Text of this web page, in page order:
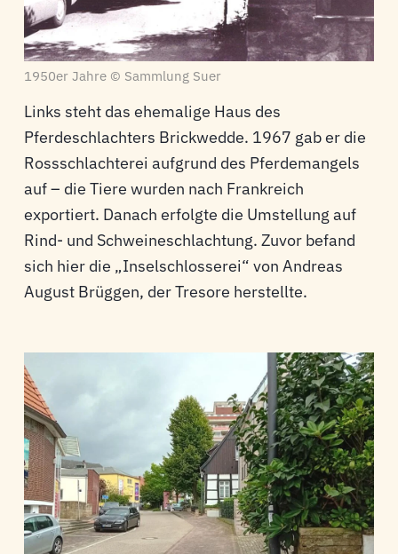
1950er Jahre © Sammlung Suer
Links steht das ehemalige Haus des
Pferdeschlachters Brickwedde. 1967 gab er die
Rossschlachterei aufgrund des Pferdemangels
auf – die Tiere wurden nach Frankreich
exportiert. Danach erfolgte die Umstellung auf
Rind- und Schweineschlachtung. Zuvor befand
sich hier die „Inselschlosserei“ von Andreas
August Brüggen, der Tresore herstellte.